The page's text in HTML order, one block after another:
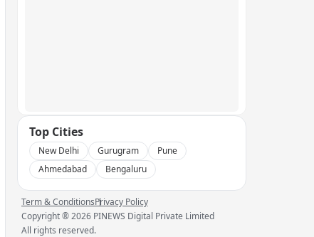
Top Cities
New Delhi Gurugram
Pune
Ahmedabad
Bengaluru
Term & ConditionsPrivacy Policy
Copyright ®2026 PINEWS Digital Private Limited
All rights reserved.